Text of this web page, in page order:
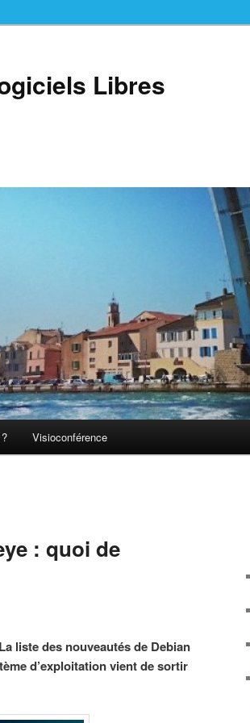
Libres
Visioconférence
: quoi de
liste des nouveautés de Debian
d’exploitation vient de sortir